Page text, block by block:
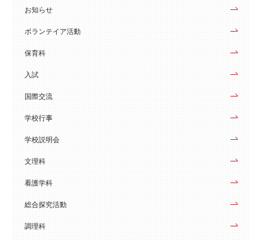
お知らせ
ボランテイア活動
保育科
入試
国際交流
学校行事
学校説明会
文理科
看護学科
総合探究活動
調理科